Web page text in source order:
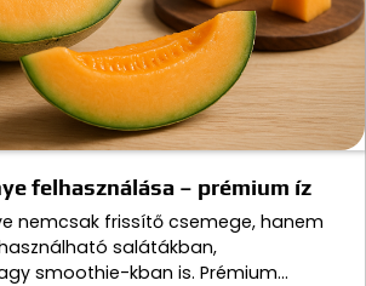
felhasználása – prémium íz
nemcsak frissítő csemege, hanem
salátákban,
smoothie-kban is. Prémium…